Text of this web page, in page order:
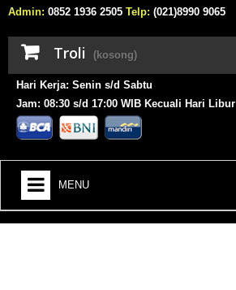
Admin: 0852 1936 2505 Telp: (021)8990 9065
Troli (kosong)
Hari Kerja: Senin s/d Sabtu
Jam: 08:30 s/d 17:00 WIB Kecuali Hari Libur
MENU